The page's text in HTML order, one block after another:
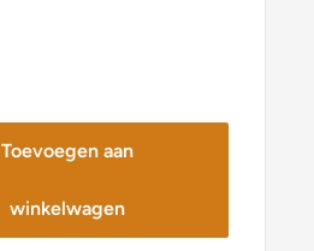
Toevoegen aan
winkelwagen